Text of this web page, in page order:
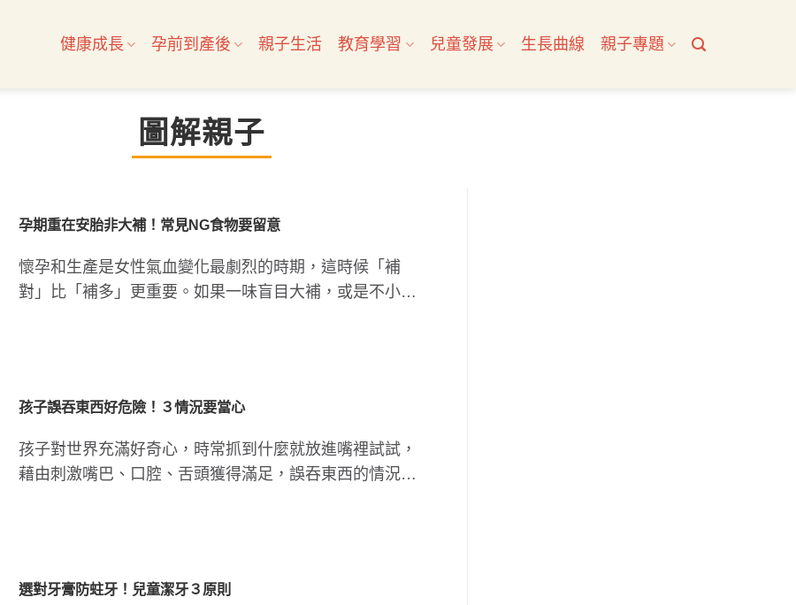
健康成長 孕前到產後 親子生活 教育學習 兒童發展 生長曲線 親子專題
圖解親子
孕期重在安胎非大補！常見NG食物要留意
懷孕和生產是女性氣血變化最劇烈的時期，這時候「補
對」比「補多」更重要。如果一味盲目大補，或是不小心
孩子誤吞東西好危險！３情況要當心
孩子對世界充滿好奇心，時常抓到什麼就放進嘴裡試試，
藉由刺激嘴巴、口腔、舌頭獲得滿足，誤吞東西的情況也
選對牙膏防蛀牙！兒童潔牙３原則